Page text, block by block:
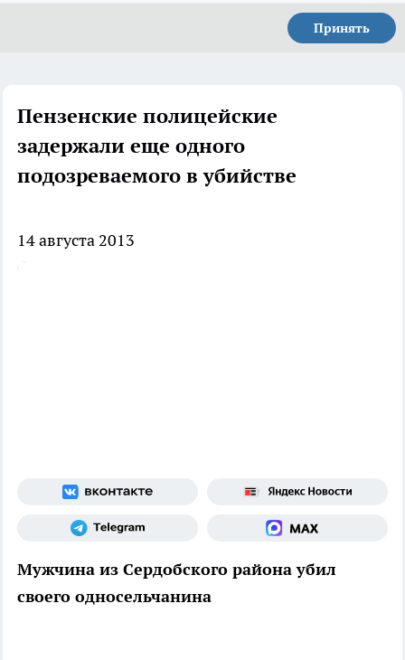
Принять
Пензенские полицейские
задержали еще одного
подозреваемого в убийстве
14 августа 2013
Мужчина из Сердобского района убил
своего односельчанина